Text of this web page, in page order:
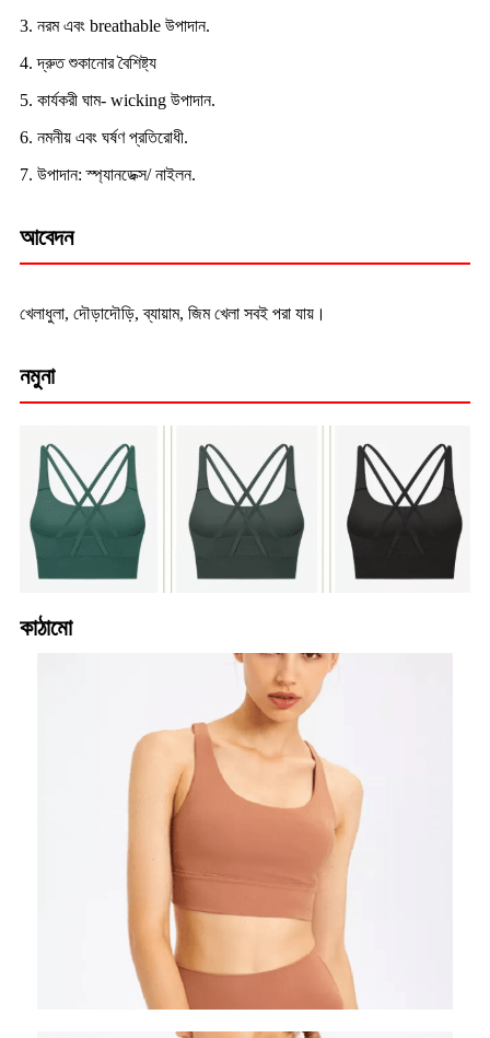
3. নরম এবং breathable উপাদান.
4. দ্রুত শুকানোর বৈশিষ্ট্য
5. কার্যকরী ঘাম- wicking উপাদান.
6. নমনীয় এবং ঘর্ষণ প্রতিরোধী.
7. উপাদান: স্প্যানডেক্স/ নাইলন.
আবেদন
খেলাধুলা, দৌড়াদৌড়ি, ব্যায়াম, জিম খেলা সবই পরা যায়।
নমুনা
কাঠামো